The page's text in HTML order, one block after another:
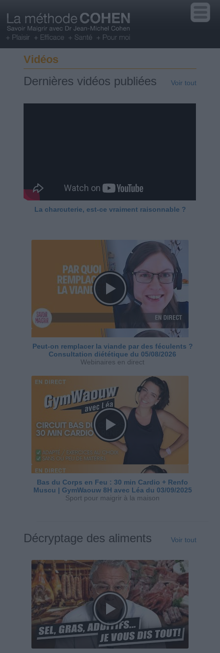
Vidéos
Dernières vidéos publiées Voir tout
La charcuterie, est-ce vraiment raisonnable ?
Peut-on remplacer la viande par des féculents ?
Consultation diététique du 05/08/2026
Webinaires en direct
Bas du Corps en Feu : 30 min Cardio + Renfo
Muscu | GymWaouw 8H avec Léa du 03/09/2025
Sport pour maigrir à la maison
Décryptage des aliments Voir tout